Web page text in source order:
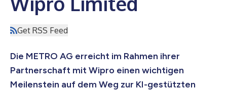
Get RSS Feed
Die METRO AG erreicht im Rahmen ihrer
Partnerschaft mit Wipro einen wichtigen
Meilenstein auf dem Weg zur KI-gestützten